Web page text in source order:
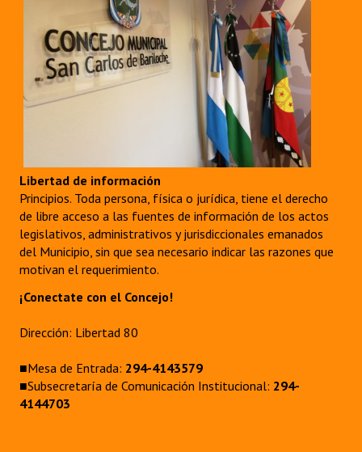
Libertad de información
Principios. Toda persona, física o jurídica, tiene el derecho
de libre acceso a las fuentes de información de los actos
legislativos, administrativos y jurisdiccionales emanados
del Municipio, sin que sea necesario indicar las razones que
motivan el requerimiento.
¡Conectate con el Concejo!
Dirección: Libertad 80
■Mesa de Entrada: 294-4143579
■Subsecretaría de Comunicación Institucional: 294-
4144703